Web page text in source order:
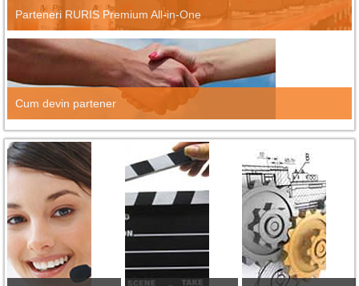
Parteneri RURIS Premium All-in-One
Cum devin partener